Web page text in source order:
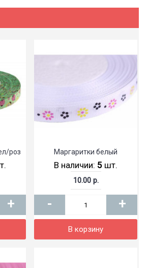
роз
+
Маргаритки белый
В наличии: 5 шт.
10.00 р.
- +
В корзину